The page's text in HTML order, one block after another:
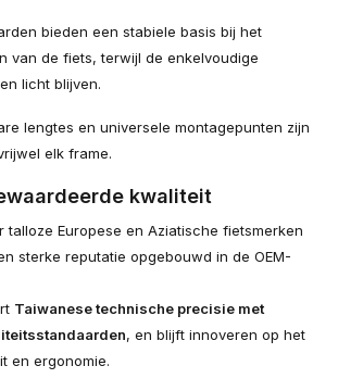
bieden een stabiele basis bij het
van de fiets, terwijl de enkelvoudige
licht blijven.
lengtes en universele montagepunten zijn
elk frame.
kwaliteit
talloze Europese en Aziatische fietsmerken
sterke reputatie opgebouwd in de OEM-
Taiwanese technische precisie met
, en blijft innoveren op het
en ergonomie.